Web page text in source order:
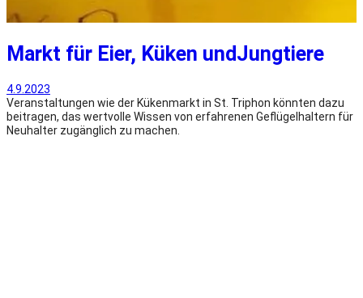
Markt für Eier, Küken undJungtiere
4.9.2023
Veranstaltungen wie der Kükenmarkt in St. Triphon könnten dazu
beitragen, das wertvolle Wissen von erfahrenen Geflügelhaltern für
Neuhalter zugänglich zu machen.